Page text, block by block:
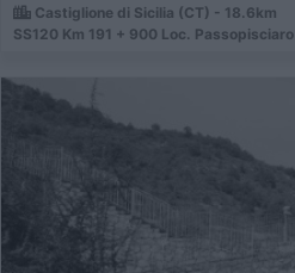
Castiglione di Sicilia (CT) - 18.6km
SS120 Km 191 + 900 Loc. Passopisciaro